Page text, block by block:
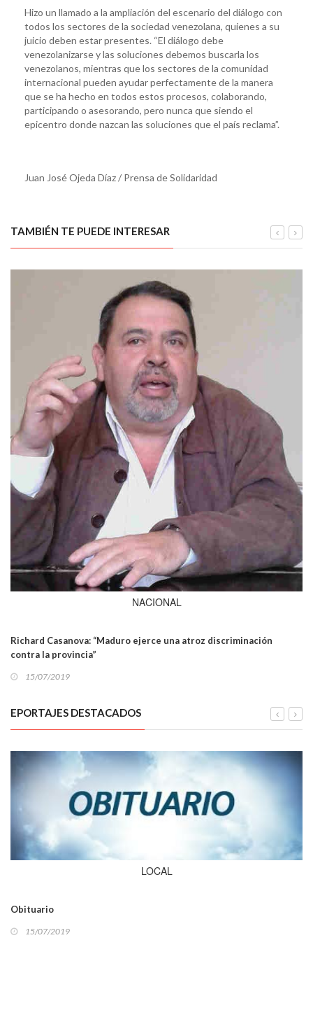
Hizo un llamado a la ampliación del escenario del diálogo con
todos los sectores de la sociedad venezolana, quienes a su
juicio deben estar presentes. “El diálogo debe
venezolanizarse y las soluciones debemos buscarla los
venezolanos, mientras que los sectores de la comunidad
internacional pueden ayudar perfectamente de la manera
que se ha hecho en todos estos procesos, colaborando,
participando o asesorando, pero nunca que siendo el
epicentro donde nazcan las soluciones que el país reclama”.
Juan José Ojeda Díaz / Prensa de Solidaridad
TAMBIÉN TE PUEDE INTERESAR
NACIONAL
Richard Casanova: “Maduro ejerce una atroz discriminación
contra la provincia”
15/07/2019
EPORTAJES DESTACADOS
LOCAL
Obituario
15/07/2019